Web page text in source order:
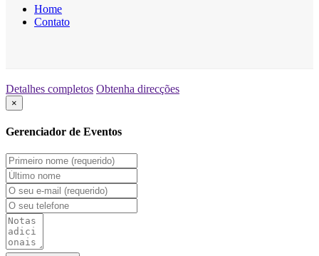
Home
Contato
Detalhes completos Obtenha direcções
×
Gerenciador de Eventos